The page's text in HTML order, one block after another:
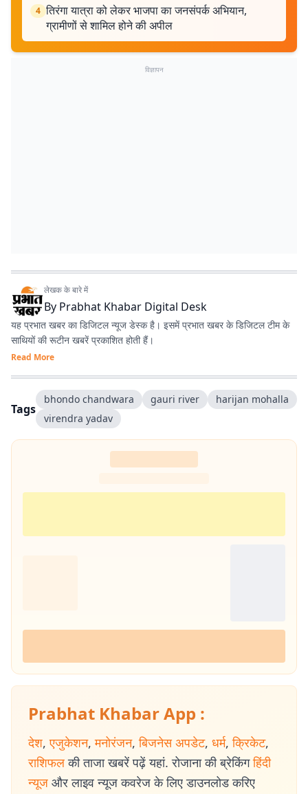
4 तिरंगा यात्रा को लेकर भाजपा का जनसंपर्क अभियान,
ग्रामीणों से शामिल होने की अपील
विज्ञापन
लेखक के बारे में
By Prabhat Khabar Digital Desk
यह प्रभात खबर का डिजिटल न्यूज डेस्क है। इसमें प्रभात खबर के डिजिटल टीम के
साथियों की रूटीन खबरें प्रकाशित होती हैं।
Read More
Tags
bhondo chandwara gauri river
harijan mohalla
virendra yadav
Prabhat Khabar App :
देश, एजुकेशन, मनोरंजन, बिजनेस अपडेट, धर्म, क्रिकेट,
राशिफल की ताजा खबरें पढ़ें यहां. रोजाना की ब्रेकिंग हिंदी
न्यूज और लाइव न्यूज कवरेज के लिए डाउनलोड करिए